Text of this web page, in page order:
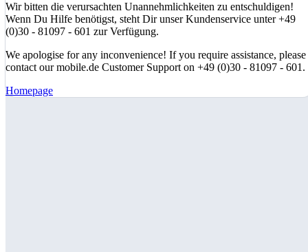
Wir bitten die verursachten Unannehmlichkeiten zu entschuldigen!
Wenn Du Hilfe benötigst, steht Dir unser Kundenservice unter +49
(0)30 - 81097 - 601 zur Verfügung.
We apologise for any inconvenience! If you require assistance, please
contact our mobile.de Customer Support on +49 (0)30 - 81097 - 601.
Homepage